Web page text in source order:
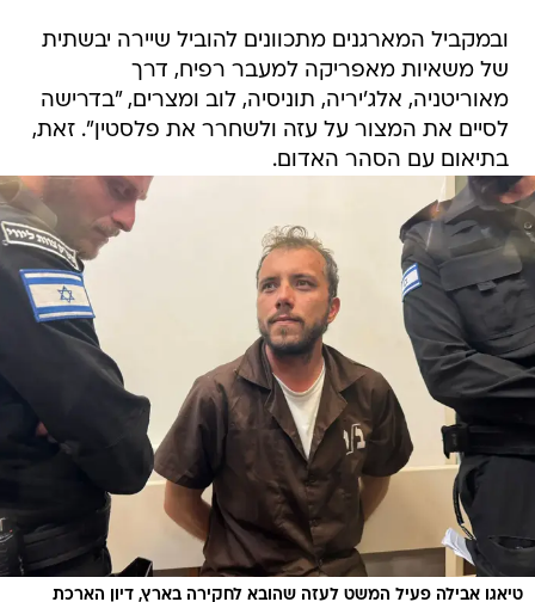
ובמקביל המארגנים מתכוונים להוביל שיירה יבשתית
של משאיות מאפריקה למעבר רפיח, דרך
מאוריטניה, אלג'יריה, תוניסיה, לוב ומצרים, "בדרישה
לסיים את המצור על עזה ולשחרר את פלסטין". זאת,
בתיאום עם הסהר האדום.
טיאגו אבילה פעיל המשט לעזה שהובא לחקירה בארץ, דיון הארכת